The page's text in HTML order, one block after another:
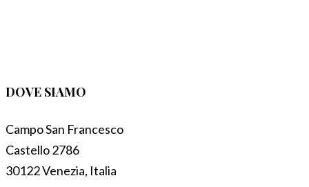
DOVE SIAMO
Campo San Francesco
Castello 2786
30122 Venezia, Italia